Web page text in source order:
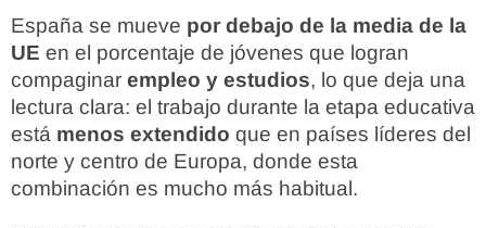
España se mueve por debajo de la media de la
UE en el porcentaje de jóvenes que logran
compaginar empleo y estudios, lo que deja una
lectura clara: el trabajo durante la etapa educativa
está menos extendido que en países líderes del
norte y centro de Europa, donde esta
combinación es mucho más habitual.